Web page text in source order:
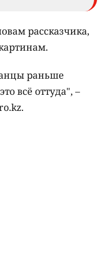
рассказчика,
раньше
всё оттуда", –